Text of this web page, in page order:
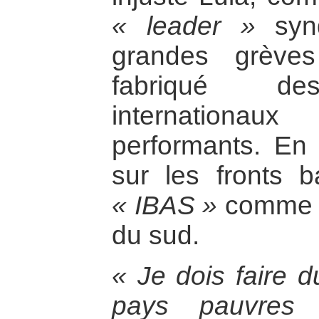
« leader »
grandes
fabriqué
performants.
sur les fronts
« IBAS »
du sud.
« Je dois faire
pays pauvres